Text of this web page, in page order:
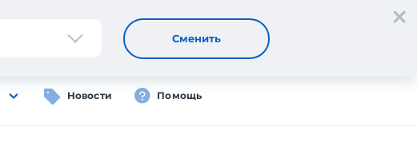
Регистрация Вход
Новости Помощь
Сменить